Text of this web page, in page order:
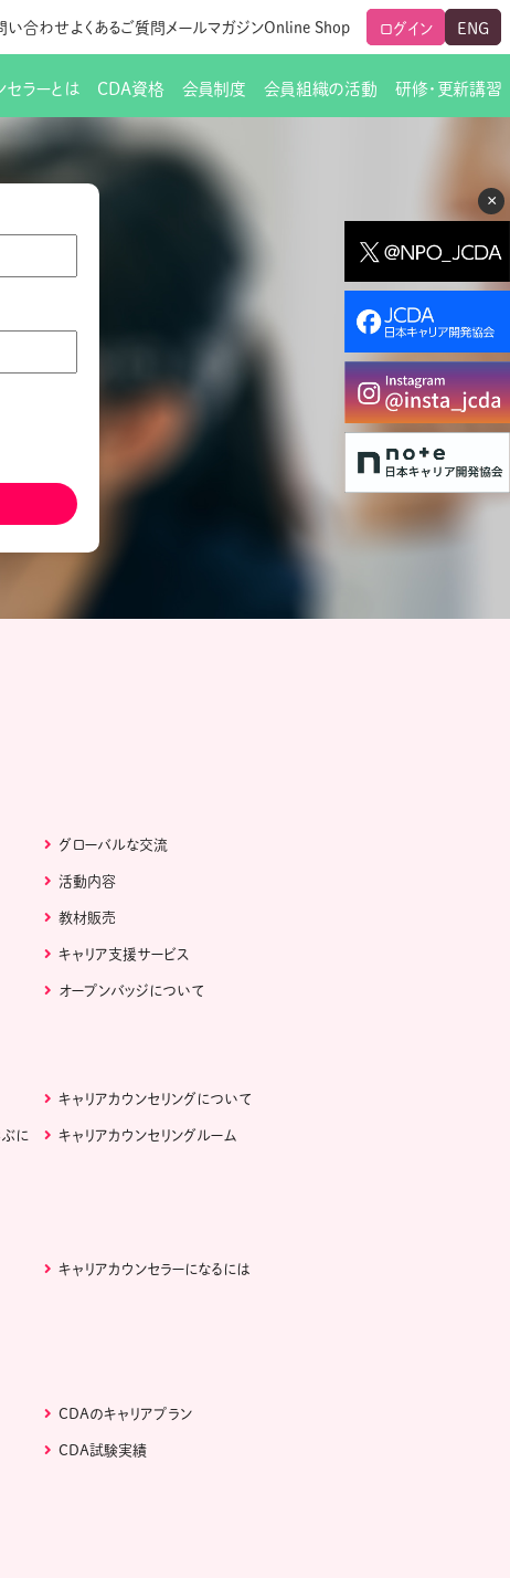
×
い合わせよくあるご質問 メールマガジンOnline Shop ログイン ENG
ご挨拶
人生すごろく金の糸
ール配信サービス
セラーとは CDA資格 会員制度
ート
新制度
刺表記
会員組織の活動
覧
交流会の座長一覧 研究会・啓発交流会の活動報告
研修・更新講習
必要書類ダウンロード（ピアトレ）
グローバルな交流
活動内容
教材販売
キャリア支援サービス
オープンバッジについて
キャリアカウンセリングについて
ぶに
キャリアカウンセリングルーム
キャリアカウンセラーになるには
CDAのキャリアプラン
CDA試験実績